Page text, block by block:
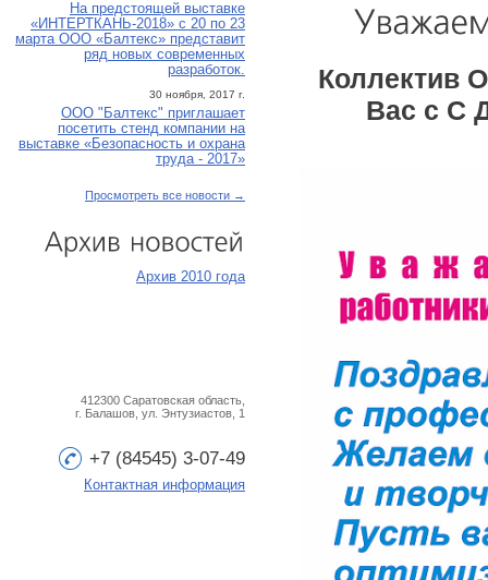
На предстоящей выставке
«ИНТЕРТКАНЬ-2018» с 20 по 23
марта ООО «Балтекс» представит
ряд новых современных
разработок.
30 ноября, 2017 г.
ООО "Балтекс" приглашает
посетить стенд компании на
выставке «Безопасность и охрана
труда - 2017»
Просмотреть все новости →
Архив 2010 года
412300 Саратовская область,
г. Балашов, ул. Энтузиастов, 1
+7 (84545) 3-07-49
Контактная информация
Коллектив
Вас с С